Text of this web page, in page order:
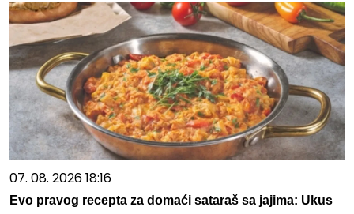
07. 08. 2026 18:16
Evo pravog recepta za domaći sataraš sa jajima: Ukus